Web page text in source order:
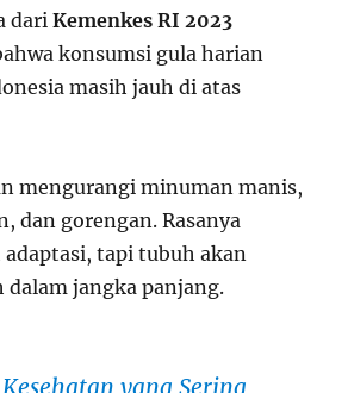
dariKemenkes RI 2023
konsumsi gula harian
masih jauh di atas
mengurangi minuman manis,
dan gorengan. Rasanya
tapi tubuh akan
dalam jangka panjang.
yang Sering